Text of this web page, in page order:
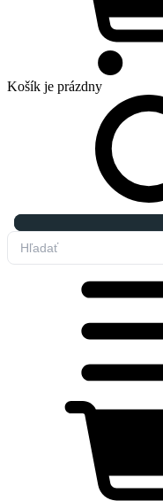
Košík je prázdny